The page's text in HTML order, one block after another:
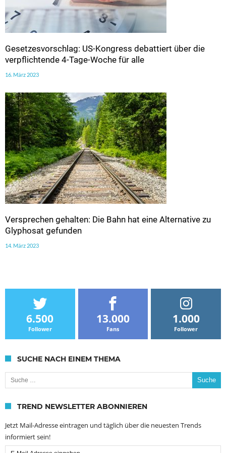
Gesetzesvorschlag: US-Kongress debattiert über die
verpflichtende 4-Tage-Woche für alle
16. März 2023
Versprechen gehalten: Die Bahn hat eine Alternative zu
Glyphosat gefunden
14. März 2023
6.500
Follower
13.000
Fans
1.000
Follower
SUCHE NACH EINEM THEMA
Suche nach:
TREND NEWSLETTER ABONNIEREN
Jetzt Mail-Adresse eintragen und täglich über die neuesten Trends
informiert sein!
Email